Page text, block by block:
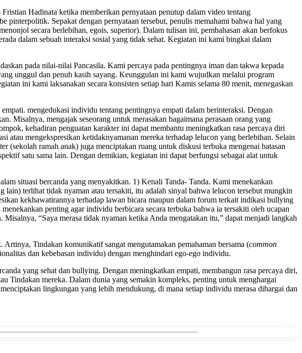
Hadinata ketika memberikan pernyataan penutup dalam video tentang
pinterpolitik. Sepakat dengan pernyataan tersebut, penulis memahami bahwa hal yang
secara berlebihan, egois, superior). Dalam tulisan ini, pembahasan akan berfokus
dalam sebuah interaksi sosial yang tidak sehat. Kegiatan ini kami bingkai dalam
pada nilai-nilai Pancasila. Kami percaya pada pentingnya iman dan takwa kepada
unggul dan penuh kasih sayang. Keunggulan ini kami wujudkan melalui program
ini kami laksanakan secara konsisten setiap hari Kamis selama 80 menit, menegaskan
mengedukasi individu tentang pentingnya empati dalam berinteraksi. Dengan
Misalnya, mengajak seseorang untuk merasakan bagaimana perasaan orang yang
kehadiran penguatan karakter ini dapat membantu meningkatkan rasa percaya diri
mengekspresikan ketidaknyamanan mereka terhadap lelucon yang berlebihan. Selain
ramah anak) juga menciptakan ruang untuk diskusi terbuka mengenai batasan
satu sama lain. Dengan demikian, kegiatan ini dapat berfungsi sebagai alat untuk
situasi bercanda yang menyakitkan. 1) Kenali Tanda- Tanda. Kami menekankan
terlihat tidak nyaman atau tersakiti, itu adalah sinyal bahwa lelucon tersebut mungkin
kekhawatirannya terhadap lawan bicara maupun dalam forum terkait indikasi bullying
penting agar individu berbicara secara terbuka bahwa ia tersakiti oleh ucapan
“Saya merasa tidak nyaman ketika Anda mengatakan itu,” dapat menjadi langkah
Tindakan komunikatif sangat mengutamakan pemahaman bersama (common
dan kebebasan individu) dengan menghindari ego-ego individu.
yang sehat dan bullying. Dengan meningkatkan empati, membangun rasa percaya diri,
Tindakan mereka. Dalam dunia yang semakin kompleks, penting untuk menghargai
lingkungan yang lebih mendukung, di mana setiap individu merasa dihargai dan